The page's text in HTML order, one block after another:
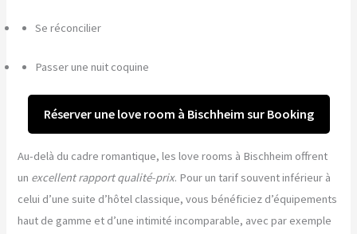
Se réconcilier
Passer une nuit coquine
Réserver une love room à Bischheim sur Booking
Au-delà du cadre romantique, les love rooms à Bischheim offrent
un excellent rapport qualité-prix. Pour un tarif souvent inférieur à
celui d’une suite d’hôtel classique, vous bénéficiez d’équipements
haut de gamme et d’une intimité incomparable, avec par exemple